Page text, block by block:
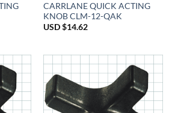
CARRLANE QUICK ACTING
KNOB CLM-12-QAK
USD $14.62